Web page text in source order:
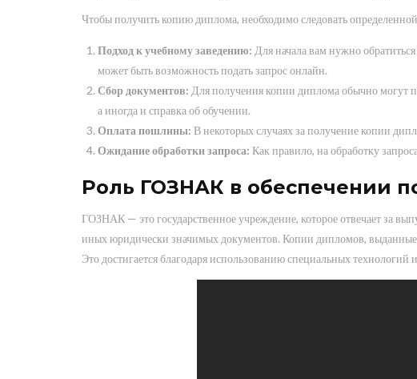
Чтобы получить копию диплома, необходимо следовать
Подход к учебному заведению: Для начала вам нужно
может быть возможность подать запрос онлайн.
Сбор документов: Для получения копии диплома обычно могут
а иногда и справка об обучении.
Оплата пошлины: В некоторых случаях за получение копии
Ожидание обработки запроса: Как правило, на обработку
Роль ГОЗНАК в обеспечении
ГОЗНАК — это государственное учреждение, которое отвечает за
иных юридически значимых документов. Копии дипломов,
Это достигается благодаря использованию специальных технологий